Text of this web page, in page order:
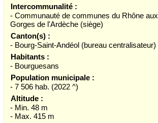
Intercommunalité :
- Communauté de communes du Rhône aux
Gorges de l'Ardèche (siège)
Canton(s) :
- Bourg-Saint-Andéol (bureau centralisateur)
Habitants :
- Bourguesans
Population municipale :
- 7 506 hab. (2022 ^)
Altitude :
- Min. 48 m
- Max. 415 m